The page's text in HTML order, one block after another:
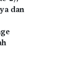
dan